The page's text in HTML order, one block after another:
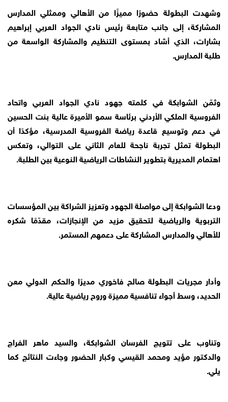
وشهدت البطولة حضورًا مميزًا من الأهالي وممثلي المدارس
المشاركة، إلى جانب متابعة رئيس نادي الجواد العربي إبراهيم
بشارات، الذي أشاد بمستوى التنظيم والمشاركة الواسعة من
طلبة المدارس.
وثمّن الشوابكة في كلمته جهود نادي الجواد العربي واتحاد
الفروسية الملكي الأردني برئاسة سمو الأميرة عالية بنت الحسين
في دعم وتوسيع قاعدة رياضة الفروسية المدرسية، مؤكدًا أن
البطولة تمثل تجربة ناجحة للعام الثاني على التوالي، وتعكس
اهتمام المديرية بتطوير النشاطات الرياضية النوعية بين الطلبة.
ودعا الشوابكة إلى مواصلة الجهود وتعزيز الشراكة بين المؤسسات
التربوية والرياضية لتحقيق مزيد من الإنجازات، مقدّمًا شكره
للأهالي والمدارس المشاركة على دعمهم المستمر.
وأدار مجريات البطولة صالح فاخوري مديرًا والحكم الدولي معن
الحديد، وسط أجواء تنافسية مميزة وروح رياضية عالية.
وتناوب على تتويج الفرسان الشوابكة، والسيد ماهر الفراج
والدكتور مؤيد ومحمد القيسي وكبار الحضور وجاءت النتائج كما
يلي.